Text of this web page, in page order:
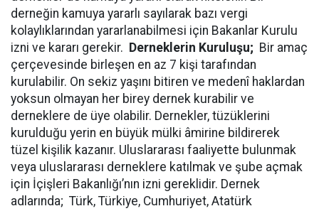
derneğin kamuya yararlı sayılarak bazı vergi
kolaylıklarından yararlanabilmesi için Bakanlar Kurulu
izni ve kararı gerekir. Derneklerin Kuruluşu; Bir amaç
çerçevesinde birleşen en az 7 kişi tarafından
kurulabilir. On sekiz yaşını bitiren ve medenî haklardan
yoksun olmayan her birey dernek kurabilir ve
derneklere de üye olabilir. Dernekler, tüzüklerini
kurulduğu yerin en büyük mülki âmirine bildirerek
tüzel kişilik kazanır. Uluslararası faaliyette bulunmak
veya uluslararası derneklere katılmak ve şube açmak
için İçişleri Bakanlığı’nın izni gereklidir. Dernek
adlarında; Türk, Türkiye, Cumhuriyet, Atatürk